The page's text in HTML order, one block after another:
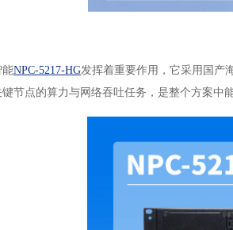
能NPC-5217-HG发挥着重要作用，它采用国产
节点的算力与网络吞吐任务，是整个方案中